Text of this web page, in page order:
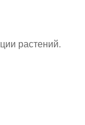
растений.